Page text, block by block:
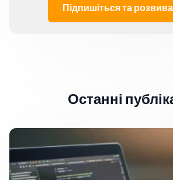
Підпишіться та
Останні